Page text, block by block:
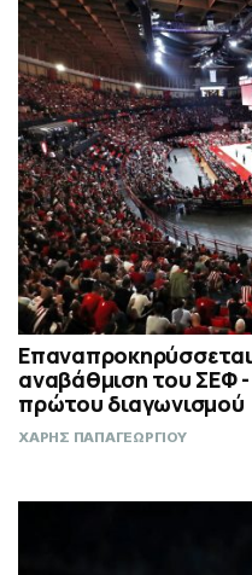
Επαναπροκηρύσσεται
αναβάθμιση του ΣΕΦ
πρώτου διαγωνισμού
ΧΑΡΗΣ ΠΑΠΑΓΕΩΡΓΙΟΥ